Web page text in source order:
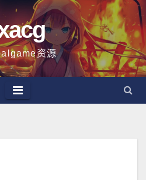
资源